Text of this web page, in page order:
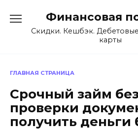
содержанию
Финансовая
Скидки. Кешбэк.
карты
ГЛАВНАЯ СТРАНИЦА
Срочный займ
проверки
получить деньги